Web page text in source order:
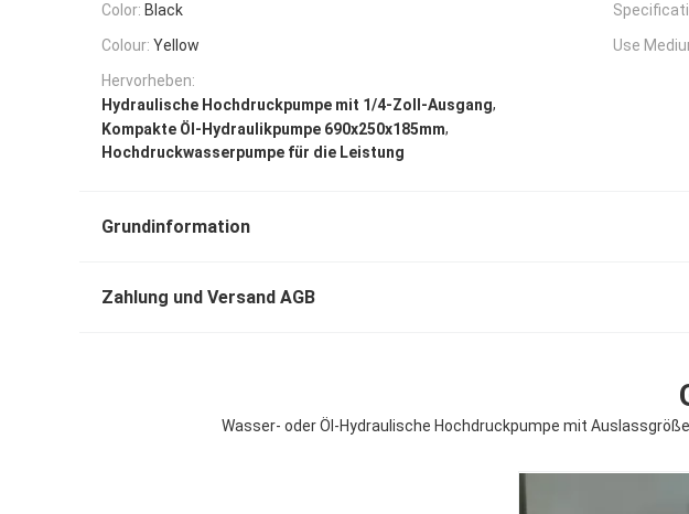
Color: Black
Colour: Yellow Use
Hervorheben:
Hydraulische Hochdruckpumpe mit 1/4-Zoll-Ausgang,
Kompakte Öl-Hydraulikpumpe 690x250x185mm,
Hochdruckwasserpumpe für die Leistung
Grundinformation
Zahlung und Versand AGB
Wasser- oder Öl-Hydraulische Hochdruckpumpe mit